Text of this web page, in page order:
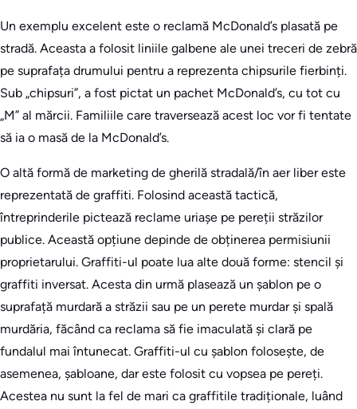
Un exemplu excelent este o reclamă McDonald’s plasată pe
stradă. Aceasta a folosit liniile galbene ale unei treceri de zebră
pe suprafața drumului pentru a reprezenta chipsurile fierbinți.
Sub „chipsuri”, a fost pictat un pachet McDonald’s, cu tot cu
„M” al mărcii. Familiile care traversează acest loc vor fi tentate
să ia o masă de la McDonald’s.
O altă formă de marketing de gherilă stradală/în aer liber este
reprezentată de graffiti. Folosind această tactică,
întreprinderile pictează reclame uriașe pe pereții străzilor
publice. Această opțiune depinde de obținerea permisiunii
proprietarului. Graffiti-ul poate lua alte două forme: stencil și
graffiti inversat. Acesta din urmă plasează un șablon pe o
suprafață murdară a străzii sau pe un perete murdar și spală
murdăria, făcând ca reclama să fie imaculată și clară pe
fundalul mai întunecat. Graffiti-ul cu șablon folosește, de
asemenea, șabloane, dar este folosit cu vopsea pe pereți.
Acestea nu sunt la fel de mari ca graffitile tradiționale, luând